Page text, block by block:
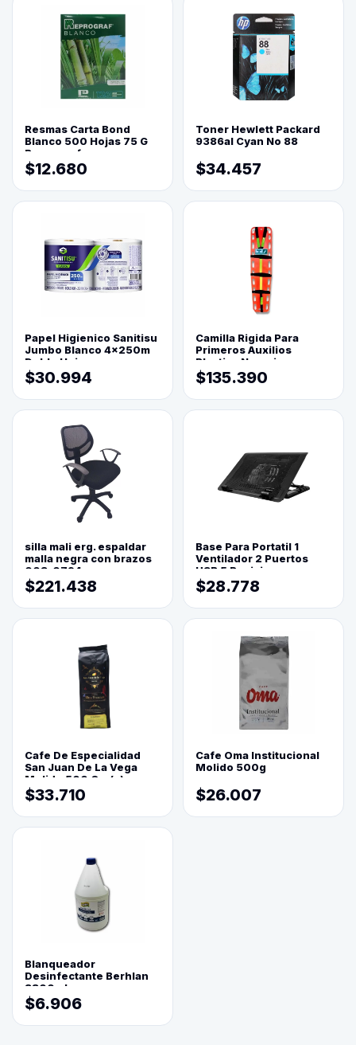
Resmas Carta Bond
Blanco 500 Hojas 75 G
Reprograf.
$12.680
Toner Hewlett Packard
9386al Cyan No 88
$34.457
Papel Higienico Sanitisu
Jumbo Blanco 4x250m
Doble Hoja
$30.994
Camilla Rigida Para
Primeros Auxilios
Plastica Naranja
$135.390
silla mali erg. espaldar
malla negra con brazos
003-0794
$221.438
Base Para Portatil 1
Ventilador 2 Puertos
USB 5 Posiciones
$28.778
Cafe De Especialidad
San Juan De La Vega
Molido 500 Grs(=)
$33.710
Cafe Oma Institucional
Molido 500g
$26.007
Blanqueador
Desinfectante Berhlan
3800ml
$6.906